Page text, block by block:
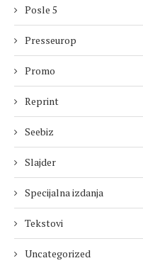
Posle 5
Presseurop
Promo
Reprint
Seebiz
Slajder
Specijalna izdanja
Tekstovi
Uncategorized